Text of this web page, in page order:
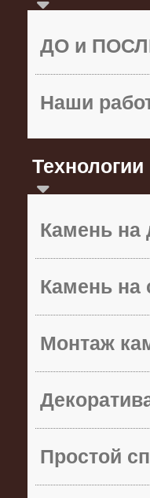
ДО и
Наши
Технологии
Камень на
Камень на
Монтаж
Простой